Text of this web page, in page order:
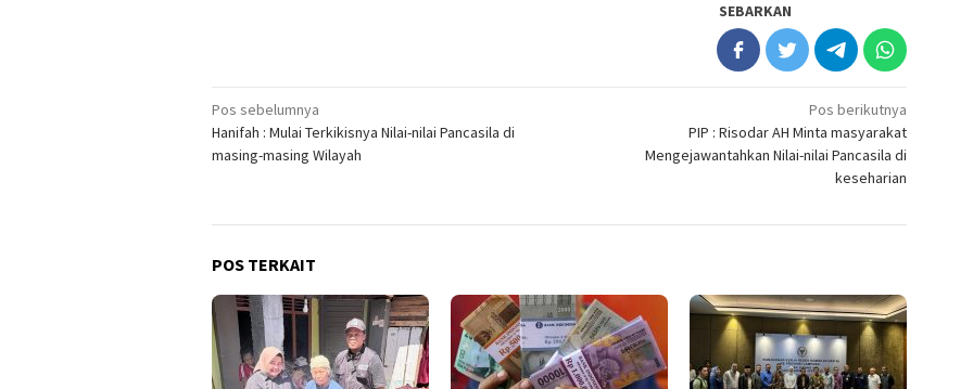
SEBARKAN
Navigasi
pos
Pos sebelumnya
Hanifah : Mulai Terkikisnya Nilai-nilai Pancasila di
masing-masing Wilayah
Pos berikutnya
PIP : Risodar AH Minta masyarakat
Mengejawantahkan Nilai-nilai Pancasila di
keseharian
POS TERKAIT